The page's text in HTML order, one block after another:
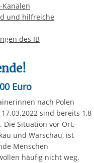
und hilfreiche
des IB
Euro
nach Polen
sind bereits 1,8
Situation vor Ort,
und Warschau, ist
Menschen
häufig nicht weg,